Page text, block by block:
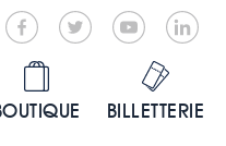
BILLETTERIE